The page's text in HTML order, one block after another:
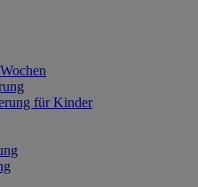
für Kinder